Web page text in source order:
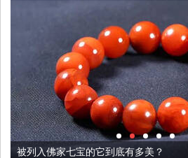
被列入佛家七宝的它到底有多美？